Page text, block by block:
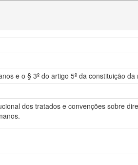
e o § 3º do artigo 5º da constituição da
dos tratados e convenções sobre